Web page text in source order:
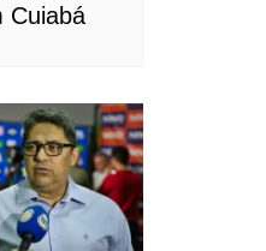
Cuiabá